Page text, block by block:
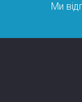
Ми